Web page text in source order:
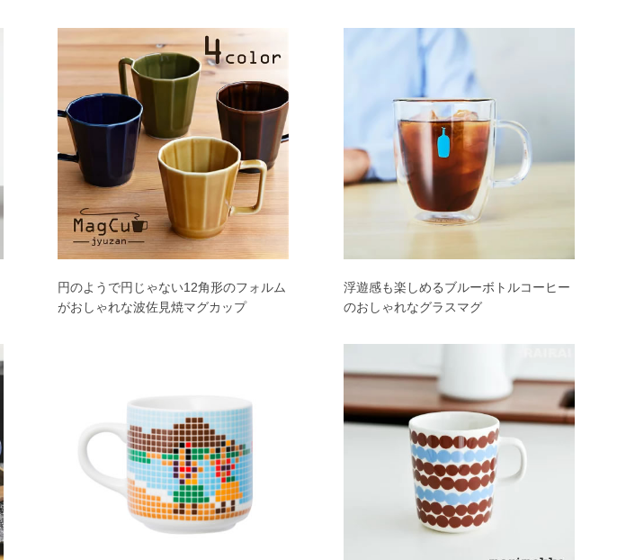
円のようで円じゃない12角形のフォルム
がおしゃれな波佐見焼マグカップ
浮遊感も楽しめるブルーボトルコーヒー
のおしゃれなグラスマグ